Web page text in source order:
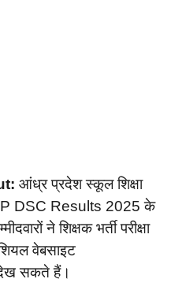
आंध्र प्रदेश स्कूल शिक्षा
DSC Results 2025 के
ने शिक्षक भर्ती परीक्षा
वेबसाइट
सकते हैं।